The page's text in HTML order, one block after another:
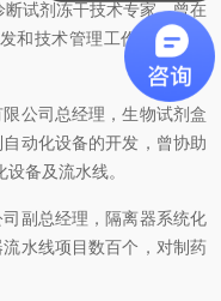
试剂冻干技术专家，曾在
和技术管理工作，开发出
公司总经理，生物试剂盒
动化设备的开发，曾协助
备及流水线。
副总经理，隔离器系统化
水线项目数百个，对制药